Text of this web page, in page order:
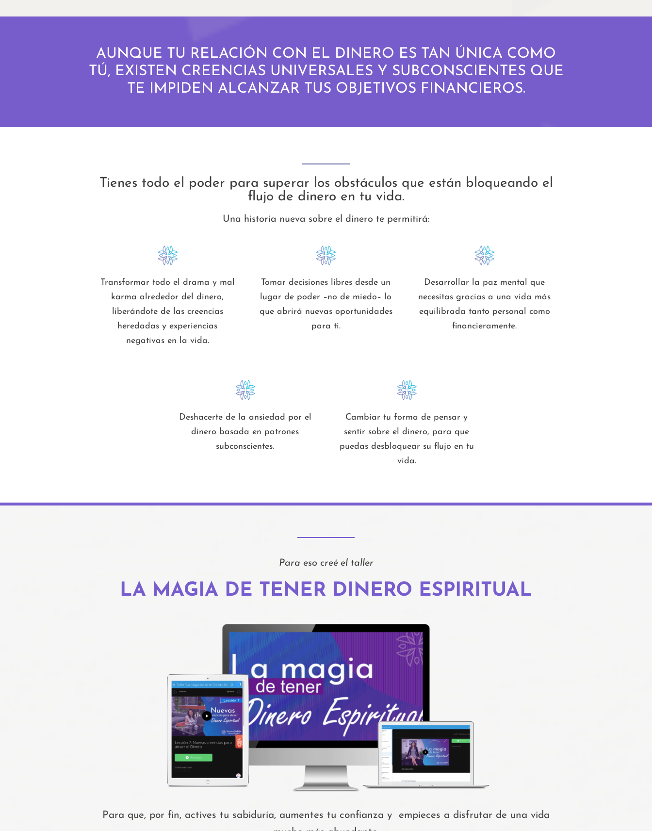
AUNQUE TU RELACIÓN CON EL DINERO ES TAN ÚNICA COMO
TÚ, EXISTEN CREENCIAS UNIVERSALES Y SUBCONSCIENTES QUE
TE IMPIDEN ALCANZAR TUS OBJETIVOS FINANCIEROS.
Tienes todo el poder para superar los obstáculos que están bloqueando el
flujo de dinero en tu vida.
Una historia nueva sobre el dinero te permitirá:
Transformar todo el drama y mal
karma alrededor del dinero,
liberándote de las creencias
heredadas y experiencias
negativas en la vida.
Tomar decisiones libres desde un
lugar de poder –no de miedo– lo
que abrirá nuevas oportunidades
para ti.
Desarrollar la paz mental que
necesitas gracias a una vida más
equilibrada tanto personal como
financieramente.
Deshacerte de la ansiedad por el
dinero basada en patrones
subconscientes.
Cambiar tu forma de pensar y
sentir sobre el dinero, para que
puedas desbloquear su flujo en tu
vida.
Para eso creé el taller
LA MAGIA DE TENER DINERO ESPIRITUAL
Para que, por fin, actives tu sabiduría, aumentes tu confianza y empieces a disfrutar de una vida